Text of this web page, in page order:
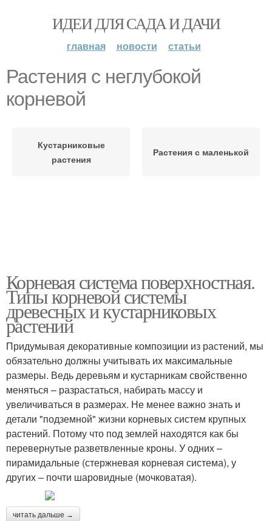
ИДЕИ ДЛЯ САДА И ДАЧИ
главная новости статьи
Растения с неглубокой
корневой
Кустарниковые
растения
Растения с маленькой
Корневая система поверхностная.
Типы корневой системы
древесных и кустарниковых
растений
Придумывая декоративные композиции из растений, мы
обязательно должны учитывать их максимальные
размеры. Ведь деревьям и кустарникам свойственно
меняться – разрастаться, набирать массу и
увеличиваться в размерах. Не менее важно знать и
детали "подземной" жизни корневых систем крупных
растений. Потому что под землей находятся как бы
перевернутые разветвленные кроны. У одних –
пирамидальные (стержневая корневая система), у
других – почти шаровидные (мочковатая).
читать дальше →